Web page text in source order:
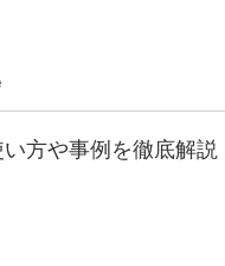
方や事例を徹底解説